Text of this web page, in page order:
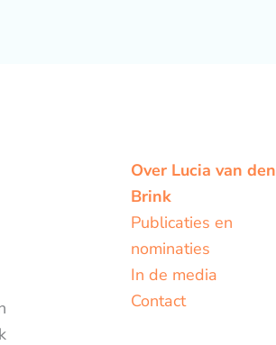
Over Lucia van den
Brink
Publicaties en
nominaties
In de media
Contact